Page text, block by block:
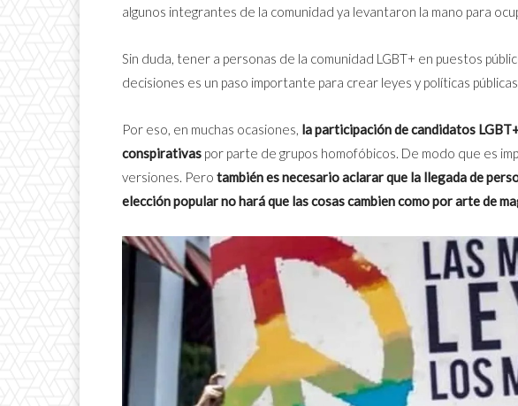
algunos integrantes de la comunidad ya levantaron la mano para
Sin duda, tener a personas de la comunidad LGBT+ en puestos
decisiones es un paso importante para crear leyes y políticas
Por eso, en muchas ocasiones, la participación de candidatos
conspirativas por parte de grupos homofóbicos. De modo que es
versiones. Pero también es necesario aclarar que la llegada de
elección popular no hará que las cosas cambien como por arte de